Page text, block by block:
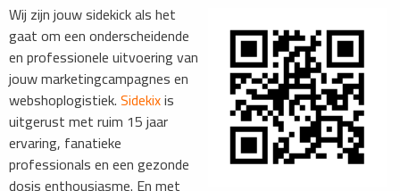
Wij zijn jouw sidekick als het
gaat om een onderscheidende
en professionele uitvoering van
jouw marketingcampagnes en
webshoplogistiek.Sidekixis
uitgerust met ruim 15 jaar
ervaring, fanatieke
professionals en een gezonde
dosis enthousiasme. En met